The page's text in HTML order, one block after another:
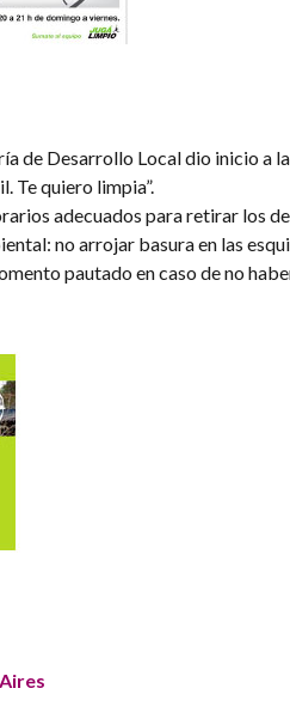
de Desarrollo Local dio inicio a
Te quiero limpia”.
adecuados para retirar los
no arrojar basura en las
pautado en caso de no